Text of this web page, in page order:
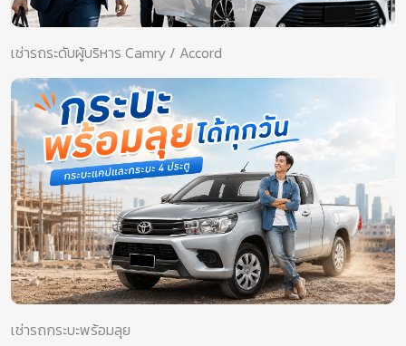
เช่ารถระดับผู้บริหาร Camry / Accord
เช่ารถกระบะพร้อมลุย